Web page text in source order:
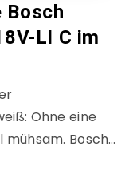
Bosch
LI C im
Ohne eine
Bosch…